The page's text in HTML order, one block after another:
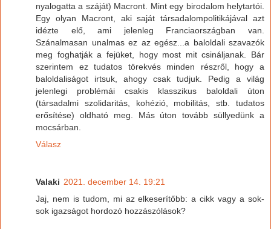
nyalogatta a száját) Macront. Mint egy birodalom helytartói.
Egy olyan Macront, aki saját társadalompolitikájával azt
idézte elő, ami jelenleg Franciaországban van.
Szánalmasan unalmas ez az egész...a baloldali szavazók
meg foghatják a fejüket, hogy most mit csináljanak. Bár
szerintem ez tudatos törekvés minden részről, hogy a
baloldaliságot irtsuk, ahogy csak tudjuk. Pedig a világ
jelenlegi problémái csakis klasszikus baloldali úton
(társadalmi szolidaritás, kohézió, mobilitás, stb. tudatos
erősítése) oldható meg. Más úton tovább süllyedünk a
mocsárban.
Válasz
Valaki 2021. december 14. 19:21
Jaj, nem is tudom, mi az elkeserítőbb: a cikk vagy a sok-
sok igazságot hordozó hozzászólások?